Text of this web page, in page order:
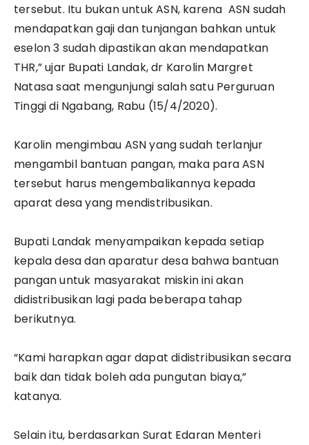
tersebut. Itu bukan untuk ASN, karena ASN sudah
mendapatkan gaji dan tunjangan bahkan untuk
eselon 3 sudah dipastikan akan mendapatkan
THR,” ujar Bupati Landak, dr Karolin Margret
Natasa saat mengunjungi salah satu Perguruan
Tinggi di Ngabang, Rabu (15/4/2020).
Karolin mengimbau ASN yang sudah terlanjur
mengambil bantuan pangan, maka para ASN
tersebut harus mengembalikannya kepada
aparat desa yang mendistribusikan.
Bupati Landak menyampaikan kepada setiap
kepala desa dan aparatur desa bahwa bantuan
pangan untuk masyarakat miskin ini akan
didistribusikan lagi pada beberapa tahap
berikutnya.
“Kami harapkan agar dapat didistribusikan secara
baik dan tidak boleh ada pungutan biaya,”
katanya.
Selain itu, berdasarkan Surat Edaran Menteri